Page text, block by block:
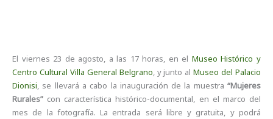
El viernes 23 de agosto, a las 17 horas, en el Museo Histórico y
Centro Cultural Villa General Belgrano, y junto alMuseo del Palacio
Dionisi, se llevará a cabo la inauguración de la muestra “Mujeres
Rurales” con característica histórico-documental, en el marco del
mes de la fotografía. La entrada será libre y gratuita, y podrá